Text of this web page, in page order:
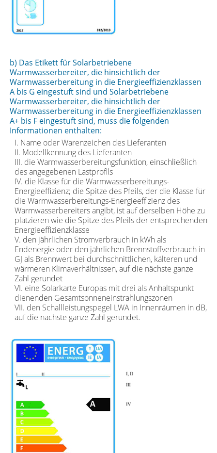
b) Das Etikett für Solarbetriebene
Warmwasserbereiter, die hinsichtlich der
Warmwasserbereitung in die Energieeffizienzklassen
A bis G eingestuft sind und Solarbetriebene
Warmwasserbereiter, die hinsichtlich der
Warmwasserbereitung in die Energieeffizienzklassen
A+ bis F eingestuft sind, muss die folgenden
Informationen enthalten:
I. Name oder Warenzeichen des Lieferanten
II. Modellkennung des Lieferanten
III. die Warmwasserbereitungsfunktion, einschließlich
des angegebenen Lastprofils
IV. die Klasse für die Warmwasserbereitungs-
Energieeffizienz; die Spitze des Pfeils, der die Klasse für
die Warmwasserbereitungs-Energieeffizienz des
Warmwasserbereiters angibt, ist auf derselben Höhe zu
platzieren wie die Spitze des Pfeils der entsprechenden
Energieeffizienzklasse
V. den jährlichen Stromverbrauch in kWh als
Endenergie oder den jährlichen Brennstoffverbrauch in
GJ als Brennwert bei durchschnittlichen, kälteren und
wärmeren Klimaverhältnissen, auf die nächste ganze
Zahl gerundet
VI. eine Solarkarte Europas mit drei als Anhaltspunkt
dienenden Gesamtsonneneinstrahlungszonen
VII. den Schallleistungspegel LWA in Innenräumen in dB,
auf die nächste ganze Zahl gerundet.